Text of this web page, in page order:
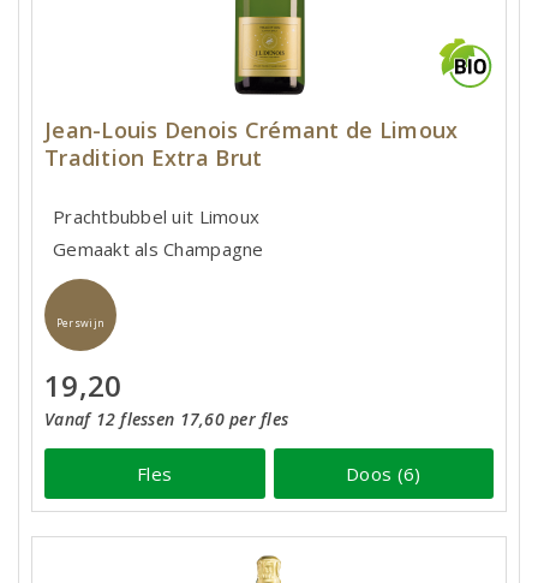
Jean-Louis Denois Crémant de Limoux
Tradition Extra Brut
Prachtbubbel uit Limoux
Gemaakt als Champagne
Perswijn
19,20
Vanaf 12 flessen 17,60 per fles
Fles Doos (6)